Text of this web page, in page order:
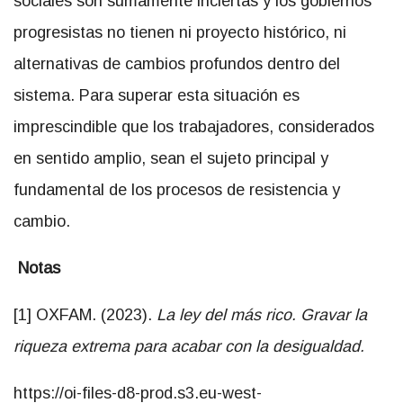
alternativas de cambios profundos dentro del
sistema. Para superar esta situación es
imprescindible que los trabajadores, considerados
en sentido amplio, sean el sujeto principal y
fundamental de los procesos de resistencia y
cambio.
Notas
[1] OXFAM. (2023).
https://oi-files-d8-prod.s3.eu-west-
01/Survival%20of%20the%20richest-